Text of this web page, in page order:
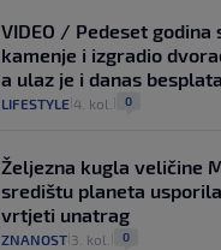
VIDEO / Pedeset godina
kamenje i izgradio
a ulaz je i danas
LIFESTYLE 4. kol. 0
Željezna kugla veličine
središtu planeta
vrtjeti unatrag
ZNANOST 3. kol. 0